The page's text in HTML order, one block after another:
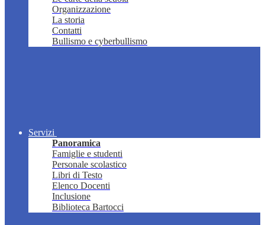
Organizzazione
La storia
Contatti
Bullismo e cyberbullismo
Servizi
Panoramica
Famiglie e studenti
Personale scolastico
Libri di Testo
Elenco Docenti
Inclusione
Biblioteca Bartocci